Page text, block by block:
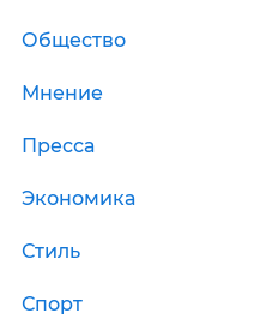
Общество
Мнение
Пресса
Экономика
Стиль
Спорт